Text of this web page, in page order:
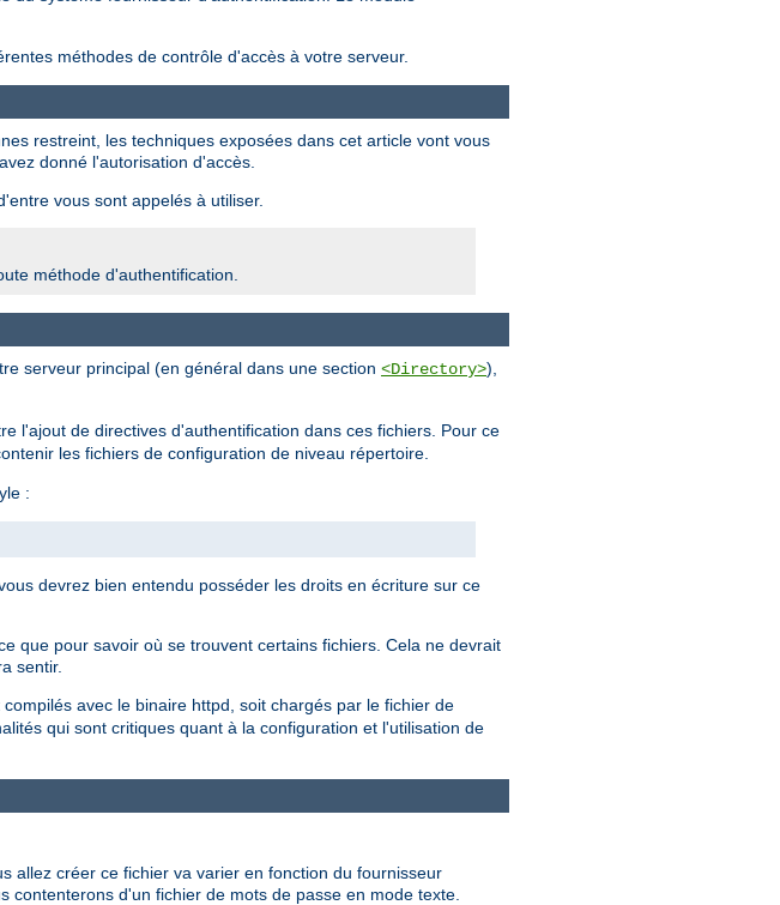
méthodes de contrôle d'accès à votre serveur.
restreint, les techniques exposées dans cet article vont vous
donné l'autorisation d'accès.
vous sont appelés à utiliser.
méthode d'authentification.
serveur principal (en général dans une section <Directory>),
l'ajout de directives d'authentification dans ces fichiers. Pour ce
les fichiers de configuration de niveau répertoire.
:
devrez bien entendu posséder les droits en écriture sur ce
que pour savoir où se trouvent certains fichiers. Cela ne devrait
sentir.
avec le binaire httpd, soit chargés par le fichier de
qui sont critiques quant à la configuration et l'utilisation de
allez créer ce fichier va varier en fonction du fournisseur
d'un fichier de mots de passe en mode texte.